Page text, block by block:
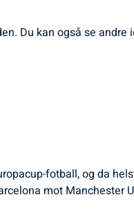
Du kan også se andre
fotball, og da
mot Manchester